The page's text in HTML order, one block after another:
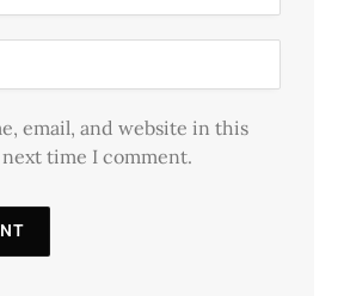
email, and website in this
time I comment.